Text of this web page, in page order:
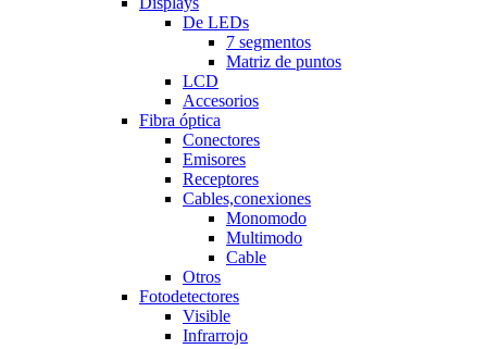
De LEDs
7 segmentos
Matriz de puntos
LCD
Accesorios
Fibra óptica
Conectores
Emisores
Receptores
Cables,conexiones
Monomodo
Multimodo
Cable
Otros
Fotodetectores
Visible
Infrarrojo